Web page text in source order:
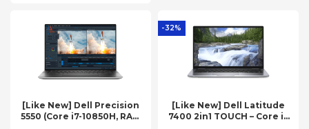
[Like New] Dell Precision
5550 (Core i7-10850H, RAM
-32%
[Like New] Dell Latitude
7400 2in1 TOUCH – Core i7